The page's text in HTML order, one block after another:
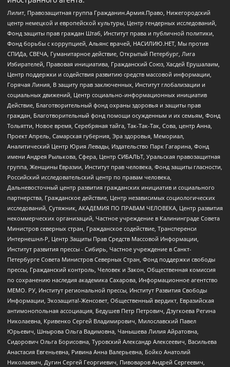
Лилит, Правозащитная группа Гражданин.Армия.Право, Нижегородский
центр немецкой и европейской культуры, Центр гендерных исследований,
Фонд защиты прав граждан Штаб, Институт права и публичной политики,
Фонд борьбы с коррупцией, Альянс врачей, НАСИЛИЮ.НЕТ, Мы против
СПИДа, СВЕЧА, Гуманитарное действие, Открытый Петербург, Лига
Избирателей, Правовая инициатива, Гражданский Союз, Хасдей Ерушалаим,
Центр поддержки и содействия развитию средств массовой информации,
Горячая Линия, В защиту прав заключенных, Институт глобализации и
социальных движений, Центр социально-информационных инициатив
Действие, Благотворительный фонд охраны здоровья и защиты прав
граждан, Благотворительный фонд помощи осужденным и их семьям, Фонд
Тольятти, Новое время, Серебряная тайга, Так-Так-Так, Сова, центр Анна,
Проект Апрель, Самарская губерния, Эра здоровья, Мемориал,
Аналитический Центр Юрия Левады, Издательство Парк Гагарина, Фонд
имени Андрея Рылькова, Сфера, Центр СИБАЛЬТ, Уральская правозащитная
группа, Женщины Евразии, Институт прав человека, Фонд защиты гласности,
Российский исследовательский центр по правам человека,
Дальневосточный центр развития гражданских инициатив и социального
партнерства, Гражданское действие, Центр независимых социологических
исследований, Сутяжник, АКАДЕМИЯ ПО ПРАВАМ ЧЕЛОВЕКА, Центр развития
некоммерческих организаций, Частное учреждение в Калининграде Совета
Министров северных стран, Гражданское содействие, Трансперенси
Интернешнл-Р, Центр Защиты Прав Средств Массовой Информации,
Институт развития прессы - Сибирь, Частное учреждение в Санкт-
Петербурге Совета Министров Северных Стран, Фонд поддержки свободы
прессы, Гражданский контроль, Человек и Закон, Общественная комиссия
по сохранению наследия академика Сахарова, Информационное агентство
МЕМО. РУ, Институт региональной прессы, Институт Развития Свободы
Информации, Экозащита!-Женсовет, Общественный вердикт, Евразийская
антимонопольная ассоциация, Бедушев Петр Петрович, Дзугкоева Регина
Николаевна, Кривенко Сергей Владимирович, Милославский Павел
Юрьевич, Шнырова Ольга Вадимовна, Чанышева Лилия Айратовна,
Сидорович Ольга Борисовна, Туровский Александр Алексеевич, Васильева
Анастасия Евгеньевна, Ривина Анна Валерьевна, Бойко Анатолий
Николаевич, Дугин Сергей Георгиевич, Пивоваров Андрей Сергеевич,